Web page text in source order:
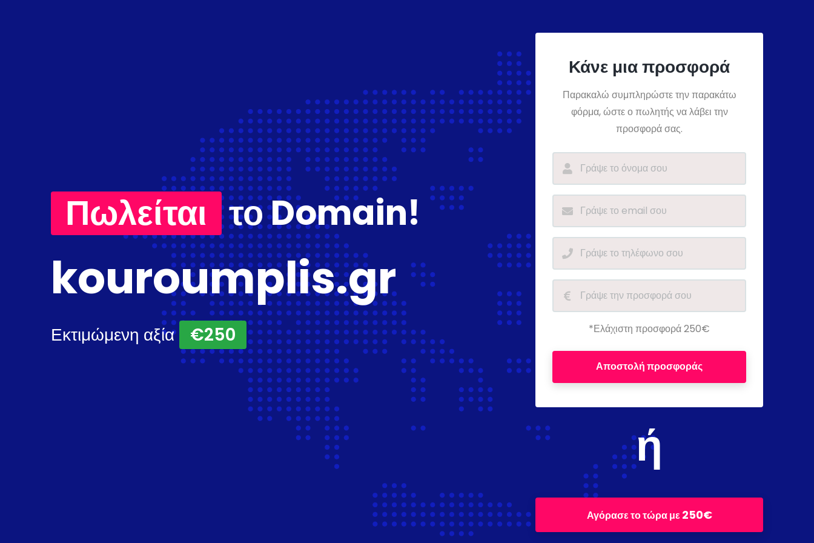
Πωλείται το Domain!
kouroumplis.gr
Εκτιμώμενη αξία €250
Κάνε μια προσφορά
Παρακαλώ συμπληρώστε την παρακάτω
φόρμα, ώστε ο πωλητής να λάβει την
προσφορά σας.
*Ελάχιστη προσφορά 250€
Αποστολή προσφοράς
ή
Αγόρασε το τώρα με250€